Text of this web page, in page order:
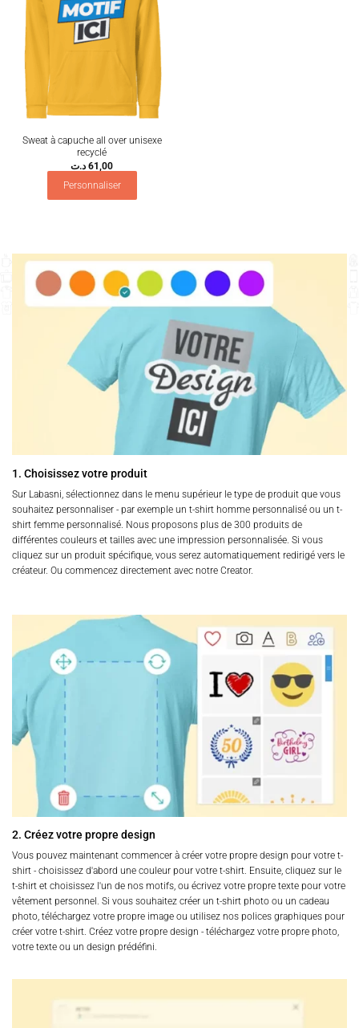
Sweat à capuche all over unisexe
recyclé
61,00 د.ت
Personnaliser
1. Choisissez votre produit
Sur Labasni, sélectionnez dans le menu supérieur le type de produit que vous
souhaitez personnaliser - par exemple un t-shirt homme personnalisé ou un t-
shirt femme personnalisé. Nous proposons plus de 300 produits de
différentes couleurs et tailles avec une impression personnalisée. Si vous
cliquez sur un produit spécifique, vous serez automatiquement redirigé vers le
créateur. Ou commencez directement avec notre Creator.
2. Créez votre propre design
Vous pouvez maintenant commencer à créer votre propre design pour votre t-
shirt - choisissez d'abord une couleur pour votre t-shirt. Ensuite, cliquez sur le
t-shirt et choisissez l'un de nos motifs, ou écrivez votre propre texte pour votre
vêtement personnel. Si vous souhaitez créer un t-shirt photo ou un cadeau
photo, téléchargez votre propre image ou utilisez nos polices graphiques pour
créer votre t-shirt. Créez votre propre design - téléchargez votre propre photo,
votre texte ou un design prédéfini.